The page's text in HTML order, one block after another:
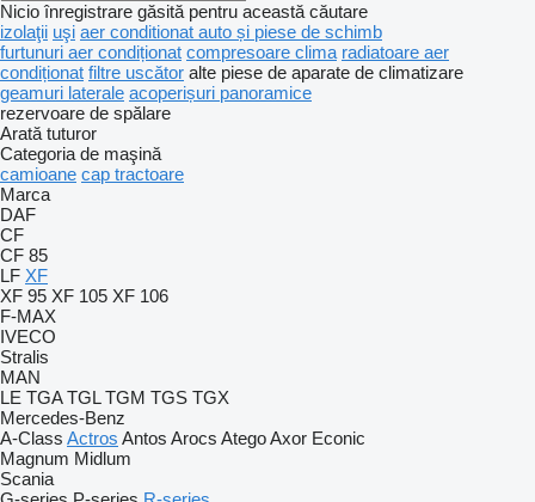
Nicio înregistrare găsită pentru această căutare
izolaţii uşi aer conditionat auto și piese de schimb
furtunuri aer condiționat compresoare clima radiatoare aer
condiționat filtre uscător alte piese de aparate de climatizare
geamuri laterale acoperișuri panoramice
rezervoare de spălare
Arată tuturor
Categoria de maşină
camioane cap tractoare
Marca
DAF
CF
CF 85
LF XF
XF 95 XF 105 XF 106
F-MAX
IVECO
Stralis
MAN
LE TGA TGL TGM TGS TGX
Mercedes-Benz
A-Class Actros Antos Arocs AtegoAxor Econic
Magnum Midlum
Scania